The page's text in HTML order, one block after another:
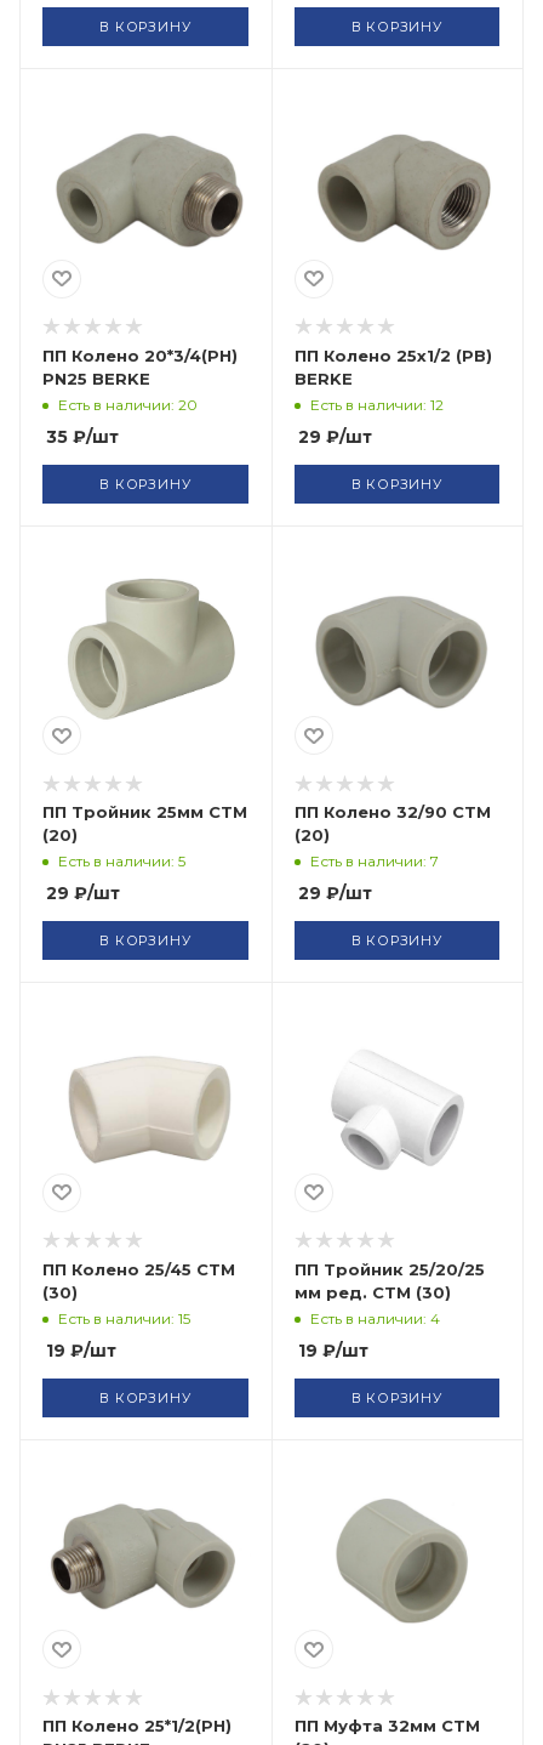
В КОРЗИНУ В КОРЗИНУ
ПП Колено 20*3/4(РН)
PN25 BERKE
Есть в наличии: 20
35 ₽/шт
В КОРЗИНУ
ПП Колено 25х1/2 (РВ)
BERKE
Есть в наличии: 12
29 ₽/шт
В КОРЗИНУ
ПП Тройник 25мм СТМ
(20)
Есть в наличии: 5
29 ₽/шт
В КОРЗИНУ
ПП Колено 32/90 СТМ
(20)
Есть в наличии: 7
29 ₽/шт
В КОРЗИНУ
ПП Колено 25/45 СТМ
(30)
Есть в наличии: 15
19 ₽/шт
В КОРЗИНУ
ПП Тройник 25/20/25
мм ред. СТМ (30)
Есть в наличии: 4
19 ₽/шт
В КОРЗИНУ
ПП Колено 25*1/2(РН)
ПП Муфта 32мм СТМ